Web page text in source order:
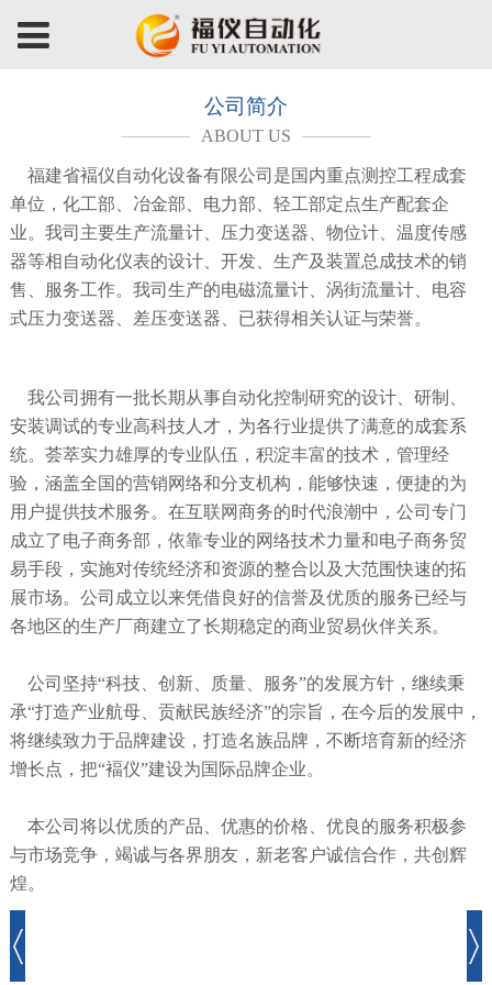
公司简介
ABOUT US
福建省褔仪自动化设备有限公司是国内重点测控工程成套
单位，化工部、冶金部、电力部、轻工部定点生产配套企
业。我司主要生产流量计、压力变送器、物位计、温度传感
器等相自动化仪表的设计、开发、生产及装置总成技术的销
售、服务工作。我司生产的电磁流量计、涡街流量计、电容
式压力变送器、差压变送器、已获得相关认证与荣誉。
我公司拥有一批长期从事自动化控制研究的设计、研制、
安装调试的专业高科技人才，为各行业提供了满意的成套系
统。荟萃实力雄厚的专业队伍，积淀丰富的技术，管理经
验，涵盖全国的营销网络和分支机构，能够快速，便捷的为
用户提供技术服务。在互联网商务的时代浪潮中，公司专门
成立了电子商务部，依靠专业的网络技术力量和电子商务贸
易手段，实施对传统经济和资源的整合以及大范围快速的拓
展市场。公司成立以来凭借良好的信誉及优质的服务已经与
各地区的生产厂商建立了长期稳定的商业贸易伙伴关系。
公司坚持“科技、创新、质量、服务”的发展方针，继续秉
承“打造产业航母、贡献民族经济”的宗旨，在今后的发展中，
将继续致力于品牌建设，打造名族品牌，不断培育新的经济
增长点，把“褔仪”建设为国际品牌企业。
本公司将以优质的产品、优惠的价格、优良的服务积极参
与市场竞争，竭诚与各界朋友，新老客户诚信合作，共创辉
煌。